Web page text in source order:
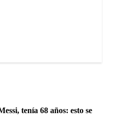
tenía 68 años: esto se